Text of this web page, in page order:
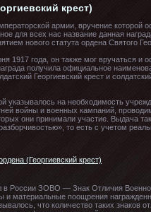
крест)
армии, вручение которой
для всех нас название данная
нового статута ордена Святого
1917 года, он также мог вручаться и
получила официальное
Георгиевский крест и
указывалось на необходимость
войны и военных кампаний,
они принимали участие. Выдача
то есть с учетом
в России ЗОВО — Знак Отличия
и материальные поощрения
что количество таких знаков